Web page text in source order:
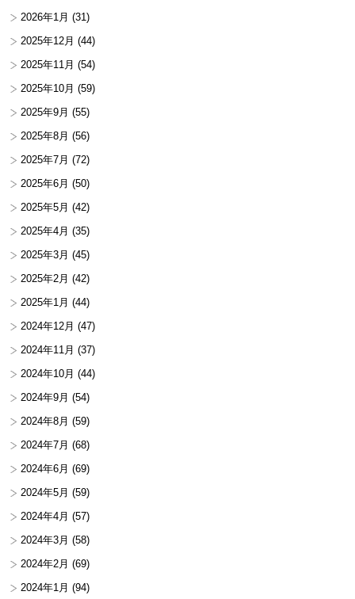
2026年1月 (31)
2025年12月 (44)
2025年11月 (54)
2025年10月 (59)
2025年9月 (55)
2025年8月 (56)
2025年7月 (72)
2025年6月 (50)
2025年5月 (42)
2025年4月 (35)
2025年3月 (45)
2025年2月 (42)
2025年1月 (44)
2024年12月 (47)
2024年11月 (37)
2024年10月 (44)
2024年9月 (54)
2024年8月 (59)
2024年7月 (68)
2024年6月 (69)
2024年5月 (59)
2024年4月 (57)
2024年3月 (58)
2024年2月 (69)
2024年1月 (94)